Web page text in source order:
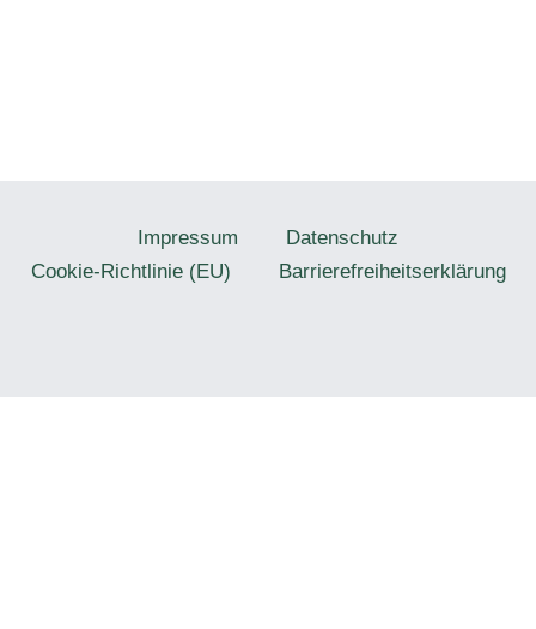
Impressum
Datenschutz
Cookie-Richtlinie (EU)
Barrierefreiheitserklärung